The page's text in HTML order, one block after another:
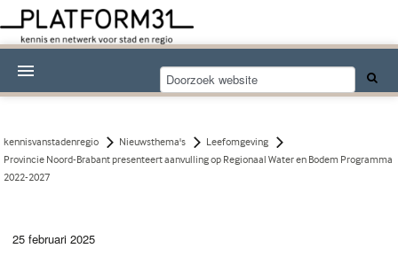
Kennisdossiers
Over Platform31
kennisvanstadenregio Nieuwsthema's
Leefomgeving
Provincie Noord-Brabant presenteert aanvulling op Regionaal Water en Bodem Programma
2022-2027
25 februari 2025